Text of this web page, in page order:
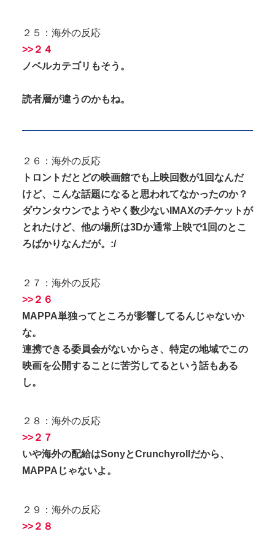
２５：海外の反応
>>２４
ノベルカテゴリもそう。
読者層が違うのかもね。
２６：海外の反応
トロントだとどの映画館でも上映回数が1回なんだ
けど、こんな話題になると思われてなかったのか？
ダウンタウンでようやく数少ないIMAXのチケットが
とれたけど、他の場所は3Dか通常上映で1回のとこ
ろばかりなんだが。:/
２７：海外の反応
>>２６
MAPPA単独ってところが影響してるんじゃないか
な。
連携できる委員会がないからさ、特定の地域でこの
映画を公開することに苦労してるという話もある
し。
２８：海外の反応
>>２７
いや海外の配給はSonyとCrunchyrollだから、
MAPPAじゃないよ。
２９：海外の反応
>>２８